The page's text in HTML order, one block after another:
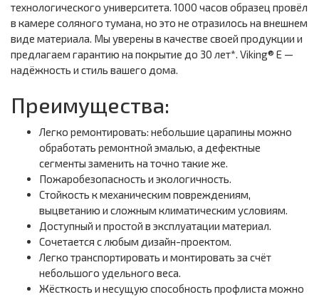
технологического университета. 1000 часов образец провёл
в камере соляного тумана, но это не отразилось на внешнем
виде материала. Мы уверены в качестве своей продукции и
предлагаем гарантию на покрытие до 30 лет*. Viking® E —
надёжность и стиль вашего дома.
Преимущества:
Легко ремонтировать: небольшие царапины можно
обработать ремонтной эмалью, а дефектные
сегменты заменить на точно такие же.
Пожаробезопасность и экологичность.
Стойкость к механическим повреждениям,
выцветанию и сложным климатическим условиям.
Доступный и простой в эксплуатации материал.
Сочетается с любым дизайн-проектом.
Легко транспортировать и монтировать за счёт
небольшого удельного веса.
Жёсткость и несущую способность профлиста можно